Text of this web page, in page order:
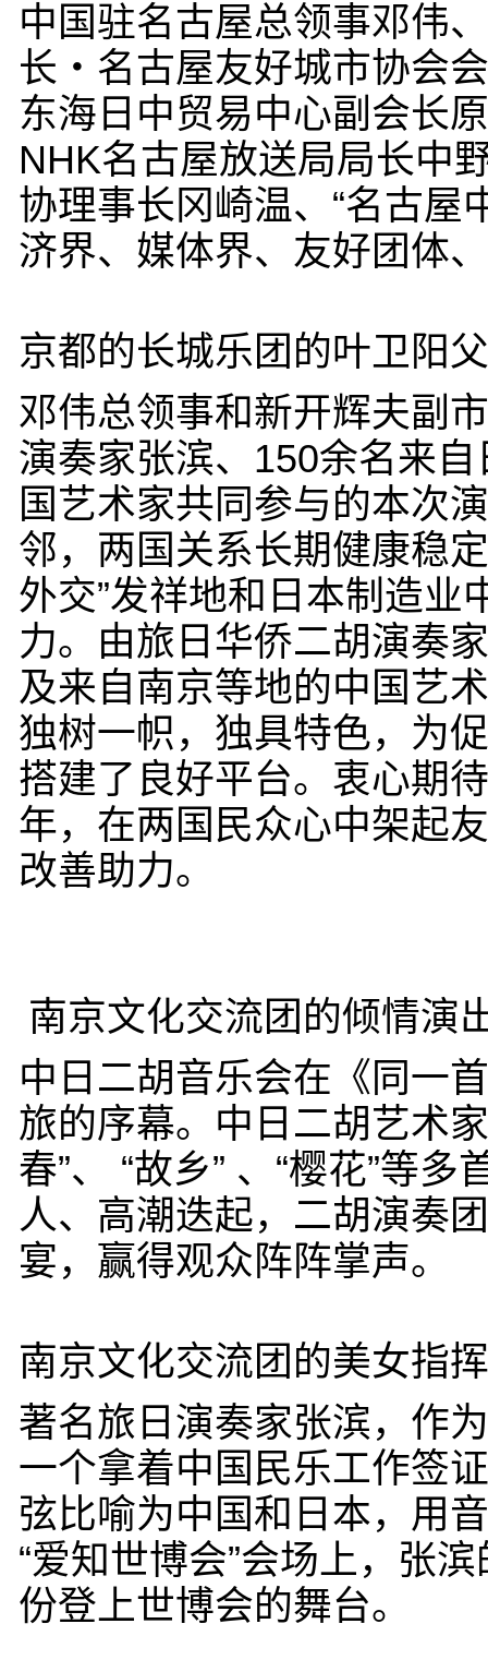
中国驻名古屋总领事邓伟
长・名古屋友好城市协会
东海日中贸易中心副会长
NHK名古屋放送局局长中
协理事长冈崎温、“名古屋
济界、媒体界、友好团体
京都的长城乐团的叶卫阳
邓伟总领事和新开辉夫副
演奏家张滨、150余名来
国艺术家共同参与的本次
邻，两国关系长期健康稳
外交”发祥地和日本制造业
力。由旅日华侨二胡演奏
及来自南京等地的中国艺
独树一帜，独具特色，为
搭建了良好平台。衷心期
年，在两国民众心中架起
改善助力。
南京文化交流团的倾情演
中日二胡音乐会在《同一
旅的序幕。中日二胡艺术
春”、 “故乡” 、“樱花”等
人、高潮迭起，二胡演奏
宴，赢得观众阵阵掌声。
南京文化交流团的美女指
著名旅日演奏家张滨，作
一个拿着中国民乐工作签
弦比喻为中国和日本，用
“爱知世博会”会场上，张
份登上世博会的舞台。